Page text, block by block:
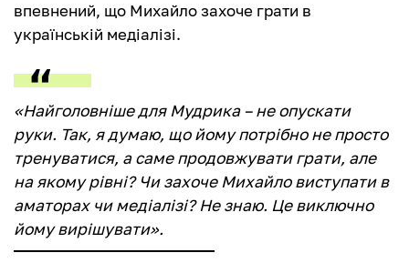
впевнений, що Михайло захоче грати в
українській медіалізі.
«Найголовніше для Мудрика – не опускати
руки. Так, я думаю, що йому потрібно не просто
тренуватися, а саме продовжувати грати, але
на якому рівні? Чи захоче Михайло виступати в
аматорах чи медіалізі? Не знаю. Це виключно
йому вирішувати».